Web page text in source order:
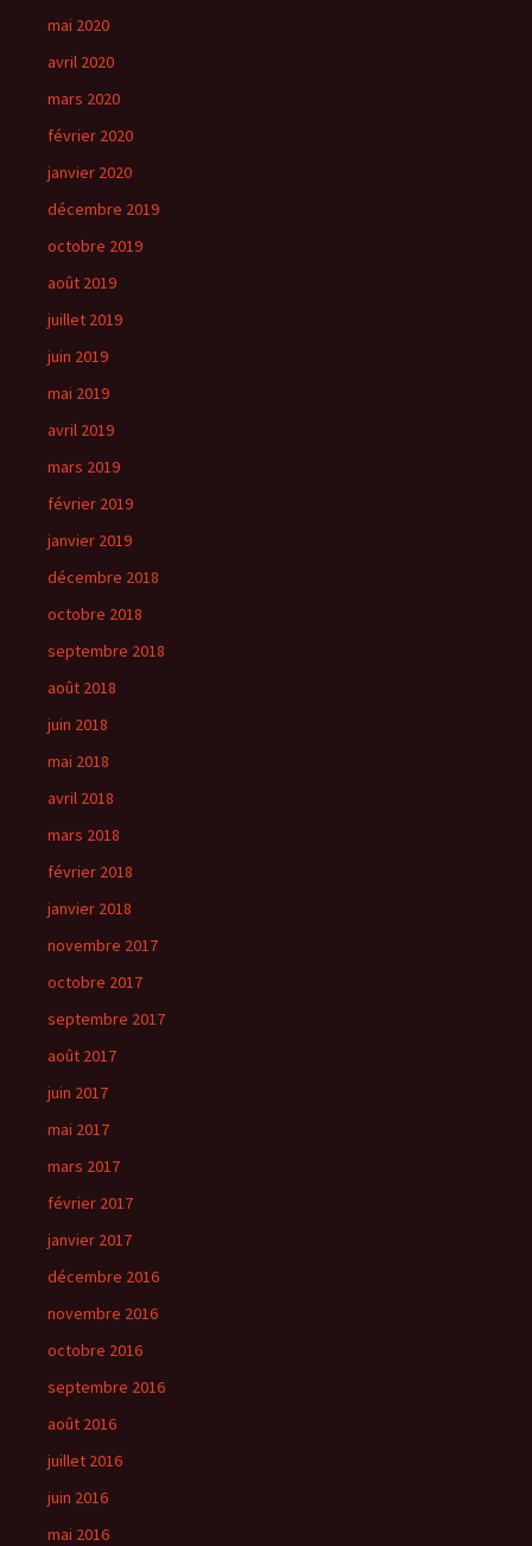
mai 2020
avril 2020
mars 2020
février 2020
janvier 2020
décembre 2019
octobre 2019
août 2019
juillet 2019
juin 2019
mai 2019
avril 2019
mars 2019
février 2019
janvier 2019
décembre 2018
octobre 2018
septembre 2018
août 2018
juin 2018
mai 2018
avril 2018
mars 2018
février 2018
janvier 2018
novembre 2017
octobre 2017
septembre 2017
août 2017
juin 2017
mai 2017
mars 2017
février 2017
janvier 2017
décembre 2016
novembre 2016
octobre 2016
septembre 2016
août 2016
juillet 2016
juin 2016
mai 2016